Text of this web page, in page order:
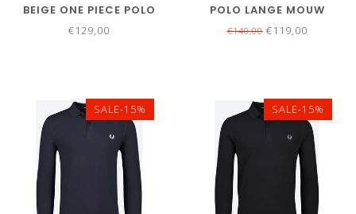
BEIGE ONE PIECE POLO
LANGE MOUW
€129,00
POLO LANGE MOUW
DONKERBLAUW
€140,00€119,00
SALE-15% SALE-15%